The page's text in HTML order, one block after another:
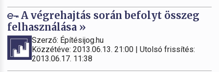
A végrehajtás során befolyt összeg
felhasználása »
Szerző: Építésijog.hu
Közzétéve: 2013.06.13. 21:00 | Utolsó frissítés:
2013.06.17. 11:38